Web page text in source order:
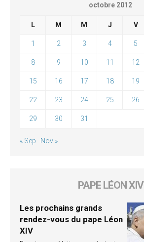
octobre 2012
L M M J V
1 2 3 4 5
8 9 10 11 12
15 16 17 18 19
22 23 24 25 26
29 30 31
« Sep Nov »
PAPE LÉON XIV
Les prochains grands
rendez-vous du pape Léon
XIV